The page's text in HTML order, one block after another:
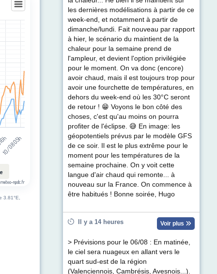
(km/h). Data ranges from 1 to 39.
10/08 05h
meteo-npdc.fr
3.81°E,
les dernières modélisations à partir de ce
week-end, et notamment à partir de
dimanche/lundi. Fait nouveau par rapport
à hier, le scénario du maintient de la
chaleur pour la semaine prend de
l'ampleur, et devient l'option privilégiée
pour le moment. On va donc (encore)
avoir chaud, mais il est toujours trop pour
avoir une fourchette de températures, en
dehors du week-end où les 30°C seront
de retour ! 😁 Voyons le bon côté des
choses, c'est qu'au moins on pourra
profiter de l'éclipse. 😅 En image: les
géopotentiels prévus par le modèle GFS
de ce soir. Il est le plus extrême pour le
moment pour les températures de la
semaine prochaine. On y voit cette
langue d'air chaud qui remonte... à
nouveau sur la France. On commence à
être habitués ! Bonne soirée, Hugo
Il y a 14 heures Voir plus
> Prévisions pour le 06/08 : En matinée,
le ciel sera nuageux en allant vers le
quart sud-est de la région
(Valenciennois, Cambrésis, Avesnois...).